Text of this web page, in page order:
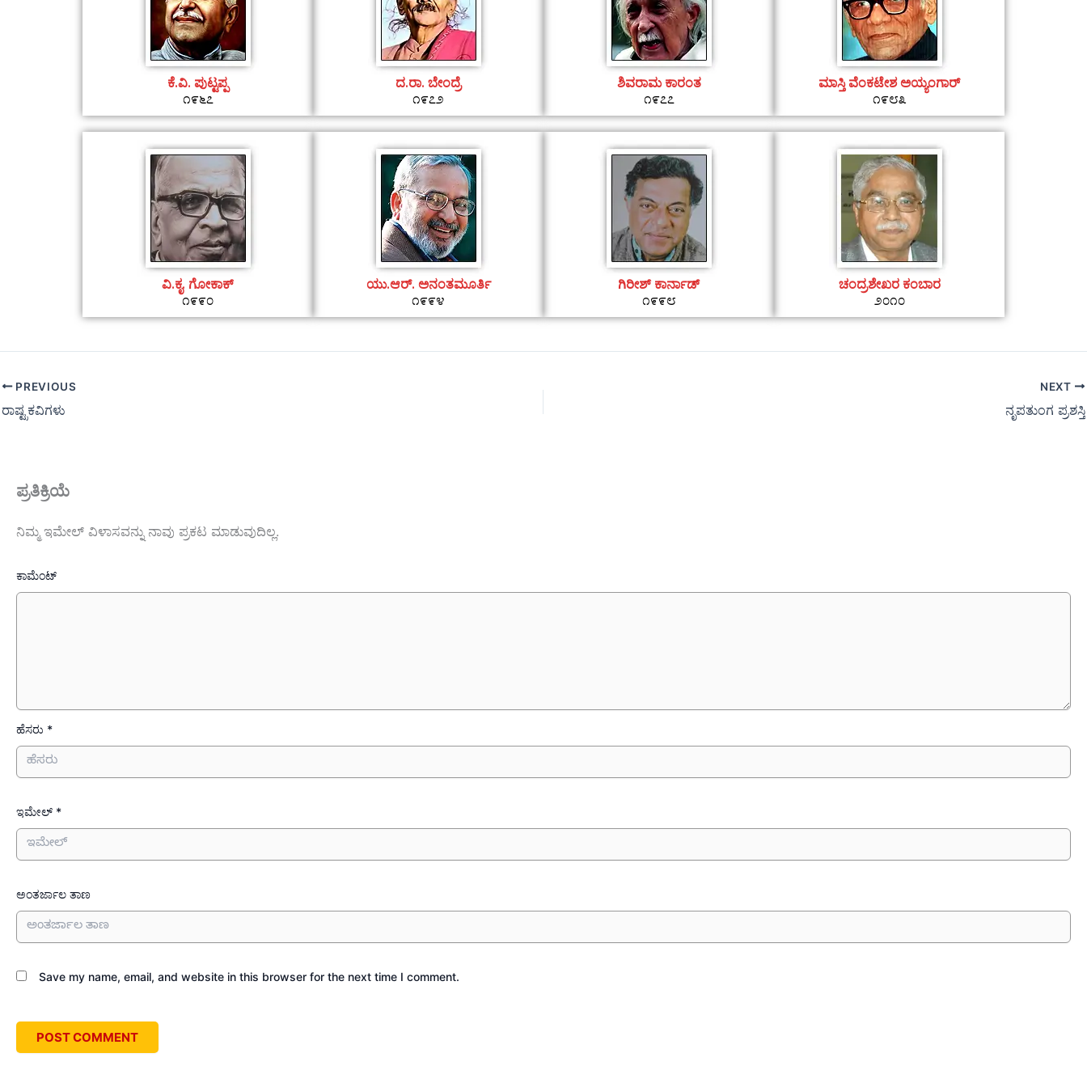
ಕೆ.ವಿ. ಪುಟ್ಟಪ್ಪ
೧೯೬೭
ದ.ರಾ. ಬೇಂದ್ರೆ
೧೯೭೨
ಶಿವರಾಮ ಕಾರಂತ
೧೯೭೭
ಮಾಸ್ತಿ ವೆಂಕಟೇಶ ಅಯ್ಯಂಗಾರ್
೧೯೮೩
ವಿ.ಕೃ. ಗೋಕಾಕ್
೧೯೯೦
ಯು.ಆರ್. ಅನಂತಮೂರ್ತಿ
೧೯೯೪
ಗಿರೀಶ್ ಕಾರ್ನಾಡ್
೧೯೯೮
ಚಂದ್ರಶೇಖರ ಕಂಬಾರ
೨೦೧೦
PREVIOUS
ರಾಷ್ಟ್ರಕವಿಗಳು
NEXT
ನೃಪತುಂಗ ಪ್ರಶಸ್ತಿ
ಪ್ರತಿಕ್ರಿಯೆ
ನಿಮ್ಮ ಇಮೇಲ್ ವಿಳಾಸವನ್ನು ನಾವು ಪ್ರಕಟ ಮಾಡುವುದಿಲ್ಲ.
ಕಾಮೆಂಟ್
ಹೆಸರು *
ಇಮೇಲ್ *
ಅಂತರ್ಜಾಲ ತಾಣ
Save my name, email, and website in this browser for the next time I comment.